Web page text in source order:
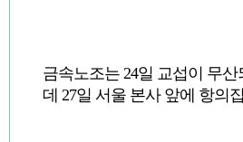
금속노조는 24일 교섭이 무
데 27일 서울 본사 앞에 항의